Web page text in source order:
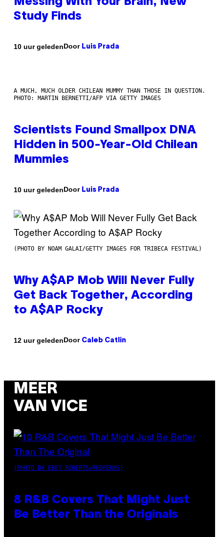
Study Finds
10 uur geledenDoor Luis Prada
A MUCH, MUCH OLDER CHILEAN MUMMY THAN THOSE IN QUESTION.
PHOTO: MARTIN BERNETTI/AFP VIA GETTY IMAGES
Scientists Found Smallpox DNA
Hidden in 500-Year-Old Chilean
Mummies
10 uur geledenDoor Luis Prada
(PHOTO BY NOAM GALAI/GETTY IMAGES FOR TRIBECA FESTIVAL)
Why A$AP Mob Will Never Fully
Get Back Together, According
to A$AP Rocky
12 uur geledenDoor Caleb Catlin
MEER
VAN VICE
(PHOTO BY EBET ROBERTS/REDFERNS)
8 R&B Covers That Might Just
Be Better Than the Originals